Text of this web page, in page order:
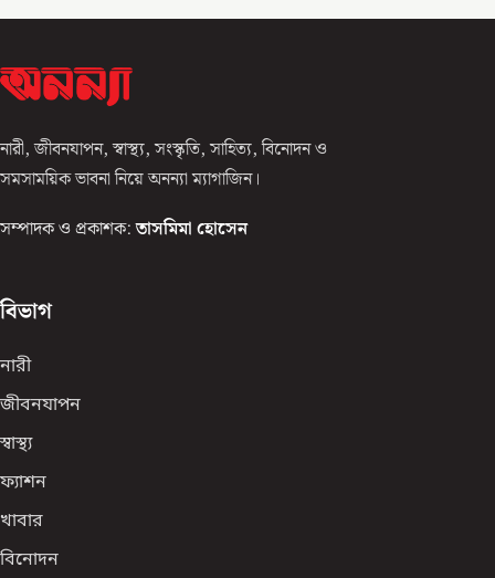
নারী, জীবনযাপন, স্বাস্থ্য, সংস্কৃতি, সাহিত্য, বিনোদন ও
সমসাময়িক ভাবনা নিয়ে অনন্যা ম্যাগাজিন।
সম্পাদক ও প্রকাশক: তাসমিমা হোসেন
বিভাগ
নারী
জীবনযাপন
স্বাস্থ্য
ফ্যাশন
খাবার
বিনোদন